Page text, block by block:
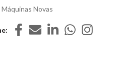
Máquinas Novas